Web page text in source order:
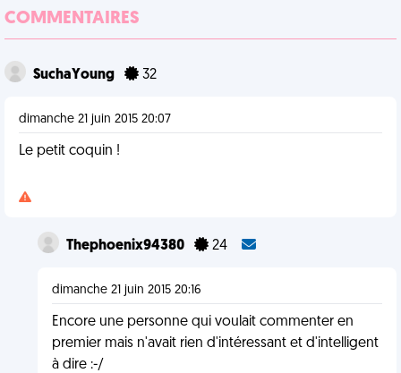
COMMENTAIRES
SuchaYoung 32
dimanche 21 juin 2015 20:07
Le petit coquin !
Thephoenix94380 24
dimanche 21 juin 2015 20:16
Encore une personne qui voulait commenter en
premier mais n'avait rien d'intéressant et d'intelligent
à dire :-/